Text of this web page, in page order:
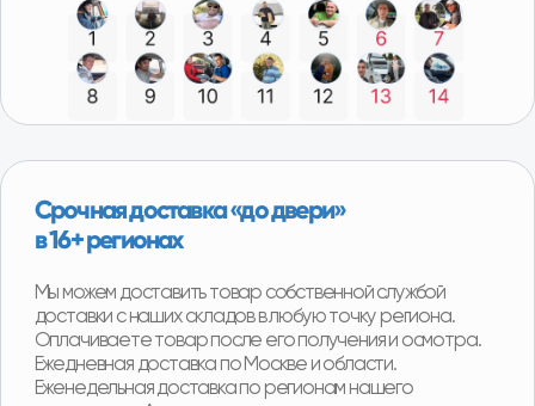
деньги или замену товара.
Программа утилизации